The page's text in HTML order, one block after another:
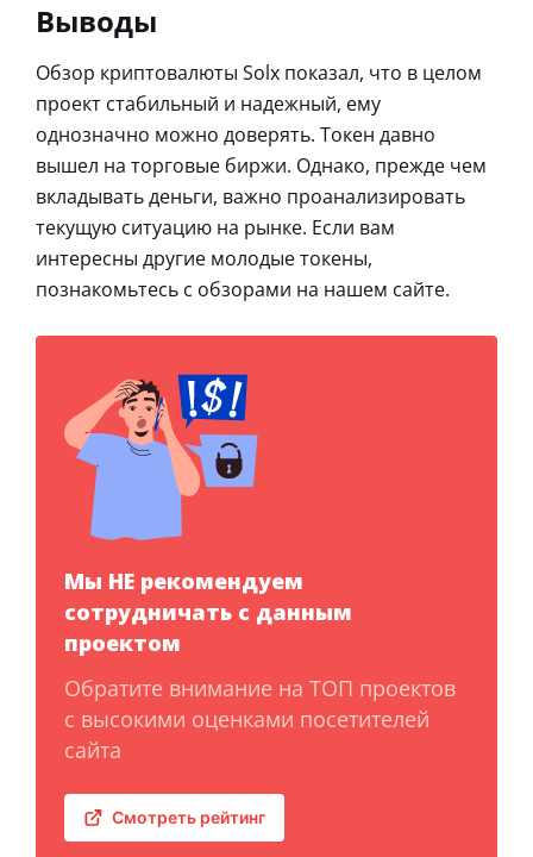
Выводы
Обзор криптовалюты Solx показал, что в целом
проект стабильный и надежный, ему
однозначно можно доверять. Токен давно
вышел на торговые биржи. Однако, прежде чем
вкладывать деньги, важно проанализировать
текущую ситуацию на рынке. Если вам
интересны другие молодые токены,
познакомьтесь с обзорами на нашем сайте.
Мы НЕ рекомендуем
сотрудничать с данным
проектом
Обратите внимание на ТОП проектов
с высокими оценками посетителей
сайта
Смотреть рейтинг